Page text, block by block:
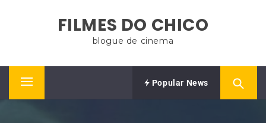
FILMES DO CHICO
blogue de cinema
Primary
Popular News